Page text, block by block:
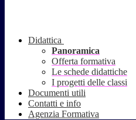
Didattica
Panoramica
Offerta formativa
Le schede didattiche
I progetti delle classi
Documenti utili
Contatti e info
Agenzia Formativa